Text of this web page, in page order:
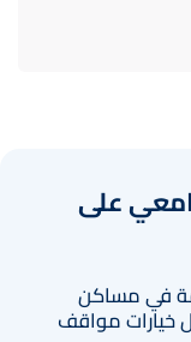
على
في مساكن
خيارات مواقف